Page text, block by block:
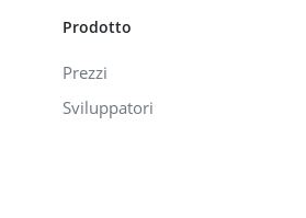
Prodotto
Prezzi
Sviluppatori